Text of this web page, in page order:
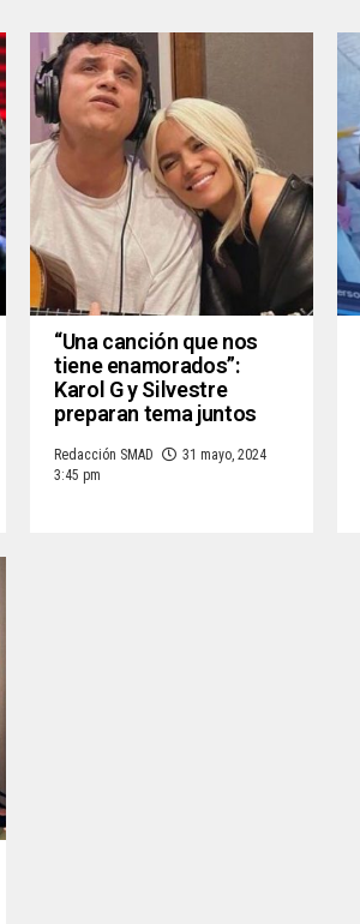
“Una canción que nos
tiene enamorados”:
Karol G y Silvestre
preparan tema juntos
Redacción SMAD
31 mayo, 2024
3:45 pm